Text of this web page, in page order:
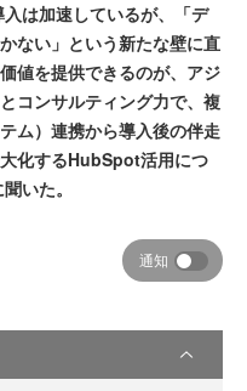
は加速しているが、「デ
ない」という新たな壁に直
値を提供できるのが、アジ
コンサルティング力で、複
ム）連携から導入後の伴走
化するHubSpot活用につ
いた。
通知